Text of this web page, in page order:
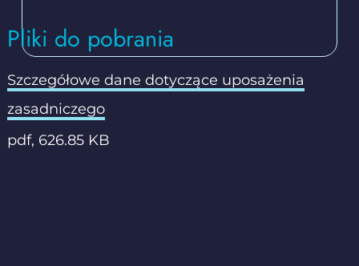
Pliki do pobrania
Szczegółowe dane dotyczące uposażenia
zasadniczego
pdf, 626.85 KB